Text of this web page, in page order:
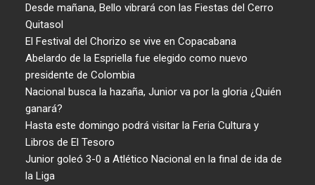
Desde mañana, Bello vibrará con las Fiestas del Cerro
Quitasol
El Festival del Chorizo se vive en Copacabana
Abelardo de la Espriella fue elegido como nuevo
presidente de Colombia
Nacional busca la hazaña, Junior va por la gloria ¿Quién
ganará?
Hasta este domingo podrá visitar la Feria Cultura y
Libros de El Tesoro
Junior goleó 3-0 a Atlético Nacional en la final de ida de
la Liga